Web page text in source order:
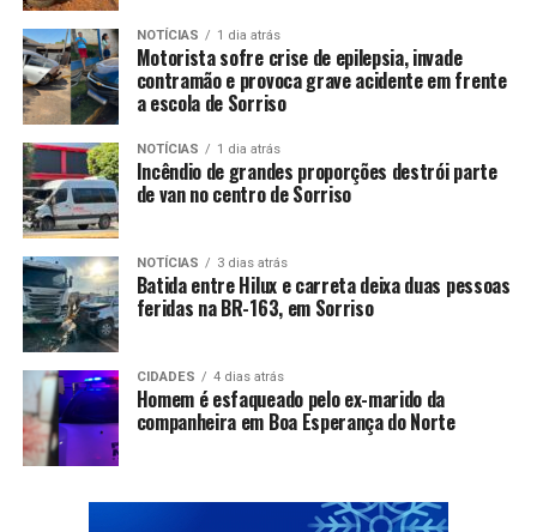
NOTÍCIAS 1 dia atrás
Motorista sofre crise de epilepsia, invade
contramão e provoca grave acidente em frente
a escola de Sorriso
NOTÍCIAS 1 dia atrás
Incêndio de grandes proporções destrói parte
de van no centro de Sorriso
NOTÍCIAS 3 dias atrás
Batida entre Hilux e carreta deixa duas pessoas
feridas na BR-163, em Sorriso
CIDADES 4 dias atrás
Homem é esfaqueado pelo ex-marido da
companheira em Boa Esperança do Norte